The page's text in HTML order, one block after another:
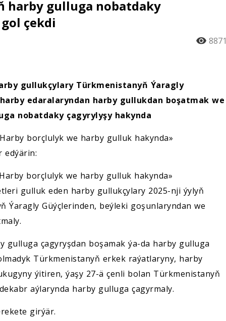
harby gulluga nobatdaky
çekdi
8871
gullukçylary Türkmenistanyň Ýaragly
edaralaryndan harby gullukdan boşatmak we
nobatdaky çagyrylyşy hakynda
borçlulyk we harby gulluk hakynda»
edýärin:
borçlulyk we harby gulluk hakynda»
gulluk eden harby gullukçylary 2025-nji ýylyň
Güýçlerinden, beýleki goşunlaryndan we
gulluga çagyryşdan boşamak ýa-da harby gulluga
Türkmenistanyň erkek raýatlaryny, harby
ýitiren, ýaşy 27-ä çenli bolan Türkmenistanyň
aýlarynda harby gulluga çagyrmaly.
girýär.